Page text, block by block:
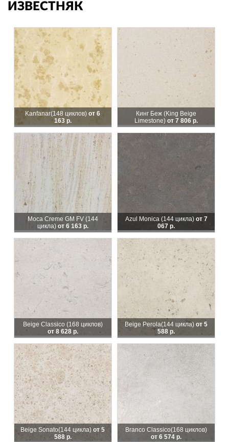
ИЗВЕСТНЯК
Kanfanar(148 циклов)от 6
163 р.
Кинг Беж (King Beige
Limestone) от 7 806 р.
Moca Creme GM FV (144
цикла) от 6 163 р.
Azul Monica (144 цикла) от 7
067 р.
Beige Classico (168 циклов)
от 8 628 р.
Beige Perola(144 цикла) от 5
588 р.
Beige Sonato(144 цикла)от 5
588 р.
Branco Classico(168 циклов)
от 6 574 р.